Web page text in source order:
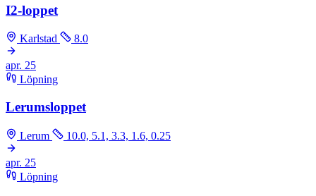
I2-loppet
Karlstad 8.0
apr. 25
Löpning
Lerumsloppet
Lerum 10.0, 5.1, 3.3, 1.6, 0.25
apr. 25
Löpning